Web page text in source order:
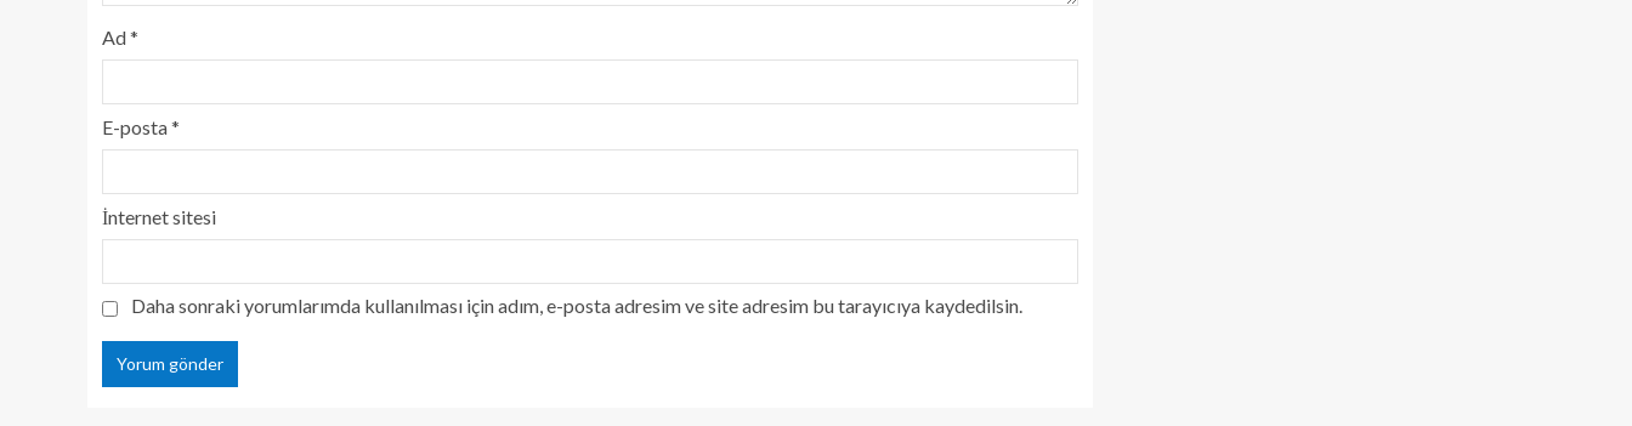
Ad*
E-posta*
İnternet sitesi
Daha sonraki yorumlarımda kullanılması için adım, e-posta adresim ve site adresim bu tarayıcıya kaydedilsin.